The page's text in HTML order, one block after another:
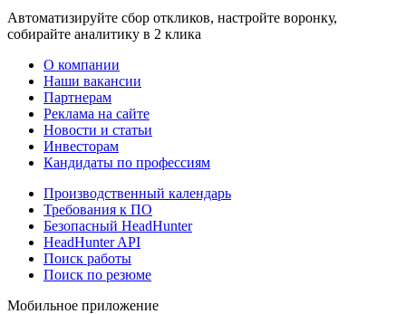
Автоматизируйте сбор откликов, настройте воронку,
собирайте аналитику в 2 клика
О компании
Наши вакансии
Партнерам
Реклама на сайте
Новости и статьи
Инвесторам
Кандидаты по профессиям
Производственный календарь
Требования к ПО
Безопасный HeadHunter
HeadHunter API
Поиск работы
Поиск по резюме
Мобильное приложение